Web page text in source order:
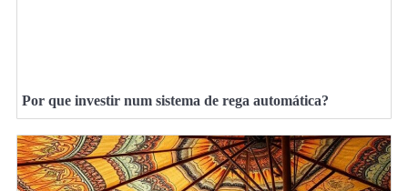
Por que investir num sistema de rega automática?